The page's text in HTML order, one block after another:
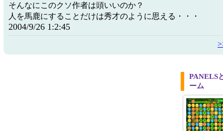
そんなにこのクソ作者は頭いいのか？
人を馬鹿にすることだけは秀才のように思える・・・
2004/9/26 1:2:45
PANELS
ーム